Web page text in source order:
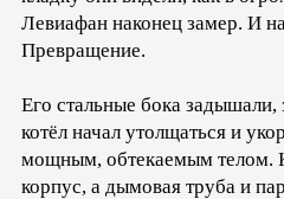
Левиафан наконец замер. И
Превращение.
Его стальные бока
котёл начал утолщаться и
мощным, обтекаемым телом.
корпус, а дымовая труба и